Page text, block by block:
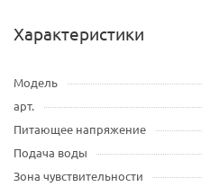
Характеристики
Модель
арт.
Питающее напряжение
Подача воды
Зона чувствительности